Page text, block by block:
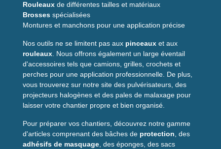
Rouleaux de différentes tailles et matériaux
Brosses spécialisées
Montures et manchons pour une application précise
Nos outils ne se limitent pas aux pinceaux et aux
rouleaux. Nous offrons également un large éventail
d'accessoires tels que camions, grilles, crochets et
perches pour une application professionnelle. De plus,
vous trouverez sur notre site des pulvérisateurs, des
projecteurs halogènes et des pales de malaxage pour
laisser votre chantier propre et bien organisé.
Pour préparer vos chantiers, découvrez notre gamme
d'articles comprenant des bâches de protection, des
adhésifs de masquage, des éponges, des sacs